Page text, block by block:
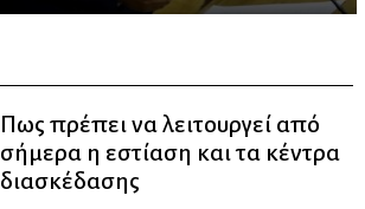
Πως πρέπει να λειτουργεί από
σήμερα η εστίαση και τα κέντρα
διασκέδασης